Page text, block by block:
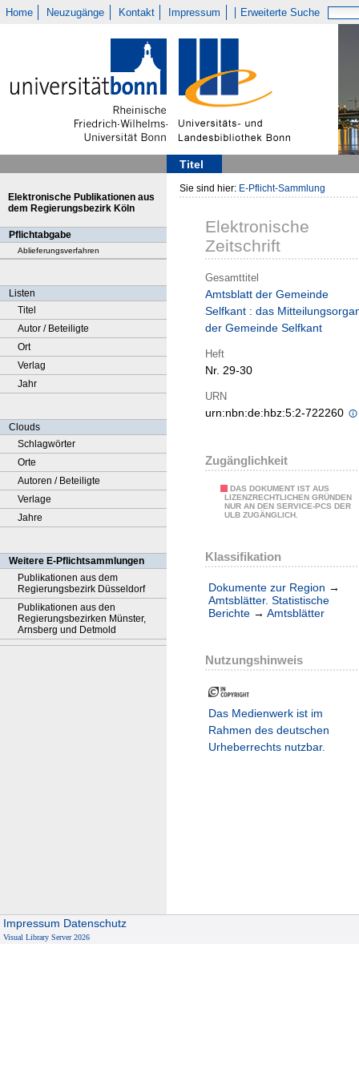
Home Neuzugänge Kontakt Impressum Erweiterte Suche
Titel
Elektronische Publikationen aus
dem Regierungsbezirk Köln
Pflichtabgabe
Ablieferungsverfahren
Listen
Titel
Autor / Beteiligte
Ort
Verlag
Jahr
Clouds
Schlagwörter
Orte
Autoren / Beteiligte
Verlage
Jahre
Weitere E-Pflichtsammlungen
Publikationen aus dem
Regierungsbezirk Düsseldorf
Publikationen aus den
Regierungsbezirken Münster,
Arnsberg und Detmold
Sie sind hier: E-Pflicht-Sammlung
Elektronische
Zeitschrift
Gesamttitel
Amtsblatt der Gemeinde
Selfkant : das
der Gemeinde Selfkant
Heft
Nr. 29-30
URN
urn:nbn:de:hbz:5:2-722260
Zugänglichkeit
DAS DOKUMENT IST AUS
LIZENZRECHTLICHEN GRÜNDEN
NUR AN DEN SERVICE-PCS DER
ULB ZUGÄNGLICH.
Klassifikation
Dokumente zur Region →
Amtsblätter. Statistische
Berichte → Amtsblätter
Nutzungshinweis
Das Medienwerk ist im
Rahmen des deutschen
Urheberrechts nutzbar.
Impressum Datenschutz
Visual Library Server 2026